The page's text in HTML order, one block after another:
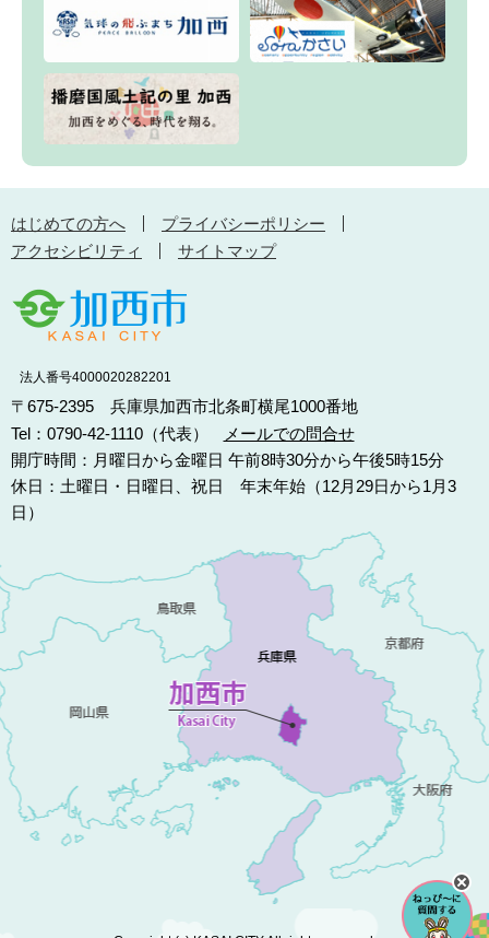
はじめての方へ
プライバシーポリシー
アクセシビリティ
サイトマップ
法人番号4000020282201
〒675-2395 兵庫県加西市北条町横尾1000番地
Tel：0790-42-1110（代表）
メールでの問合せ
開庁時間：月曜日から金曜日 午前8時30分から午後5時15分
休日：土曜日・日曜日、祝日 年末年始（12月29日から1月3
日）